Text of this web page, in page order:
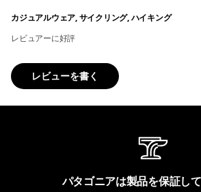
カジュアルウェア, サイクリング, ハイキング
レビュアーに好評
レビューを書く
パタゴニアは製品を保証して